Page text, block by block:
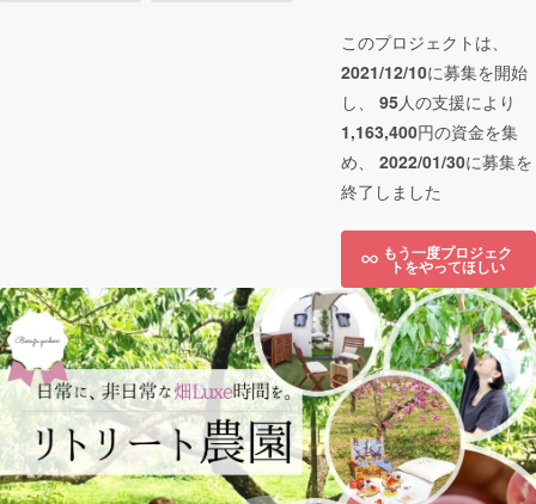
このプロジェクトは、
2021/12/10に募集を開始
し、 95人の支援により
1,163,400円の資金を集
め、 2022/01/30に募集を
終了しました
もう一度プロジェク
トをやってほしい